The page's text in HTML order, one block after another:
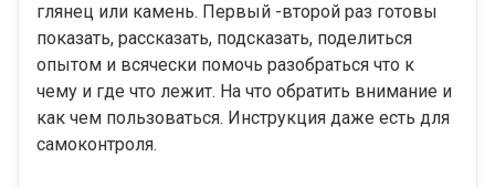
глянец или камень. Первый -второй раз готовы
показать, рассказать, подсказать, поделиться
опытом и всячески помочь разобраться что к
чему и где что лежит. На что обратить внимание и
как чем пользоваться. Инструкция даже есть для
самоконтроля.